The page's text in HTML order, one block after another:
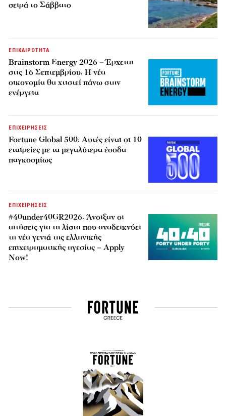
σειρά το Σάββατο
ΕΠΙΚΑΙΡΟΤΗΤΑ
Brainstorm Energy 2026 – Έρχεται
στις 16 Σεπτεμβρίου: Η νέα
οικονομία θα χτιστεί πάνω στην
ενέργεια
ΕΠΙΧΕΙΡΗΣΕΙΣ
Fortune Global 500: Αυτές είναι οι 10
εταιρείες με τα μεγαλύτερα έσοδα
παγκοσμίως
ΕΠΙΧΕΙΡΗΣΕΙΣ
#40under40GR2026: Άνοιξαν οι
αιτήσεις για τη λίστα που αναδεικνύει
τη νέα γενιά της ελληνικής
επιχειρηματικής ηγεσίας – Apply
Now!